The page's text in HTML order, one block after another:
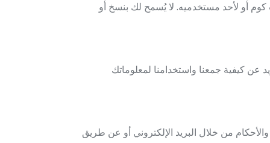
أو لأحد مستخدميه. لا يُسمح لك بنسخ أو
كيفية جمعنا واستخدامنا لمعلوماتك
من خلال البريد الإلكتروني أو عن طريق